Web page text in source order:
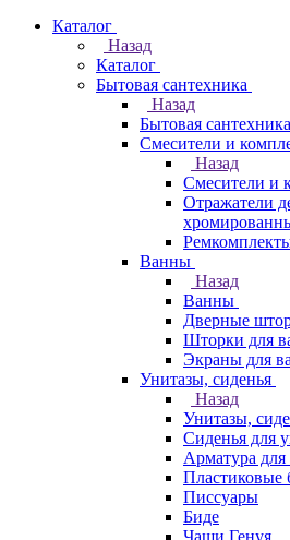
Каталог
Назад
Каталог
Бытовая сантехника
Назад
Бытовая сантехника
Смесители и
Назад
Смесители и
Отражатели
Ванны
Назад
Ванны
Дверные
Шторки для
Экраны для
Унитазы, сиденья
Назад
Унитазы,
Сиденья для
Арматура для
Пластиковые
Писсуары
Биде
Чаши Генуя